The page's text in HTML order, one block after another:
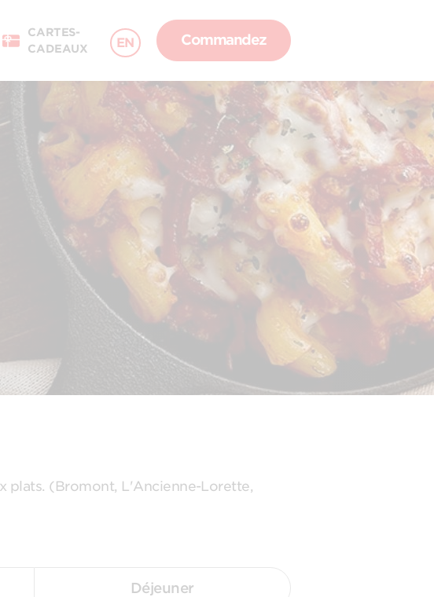
CARTES-
CADEAUX
EN Commandez
plats. (Bromont, L'Ancienne-Lorette,
Déjeuner